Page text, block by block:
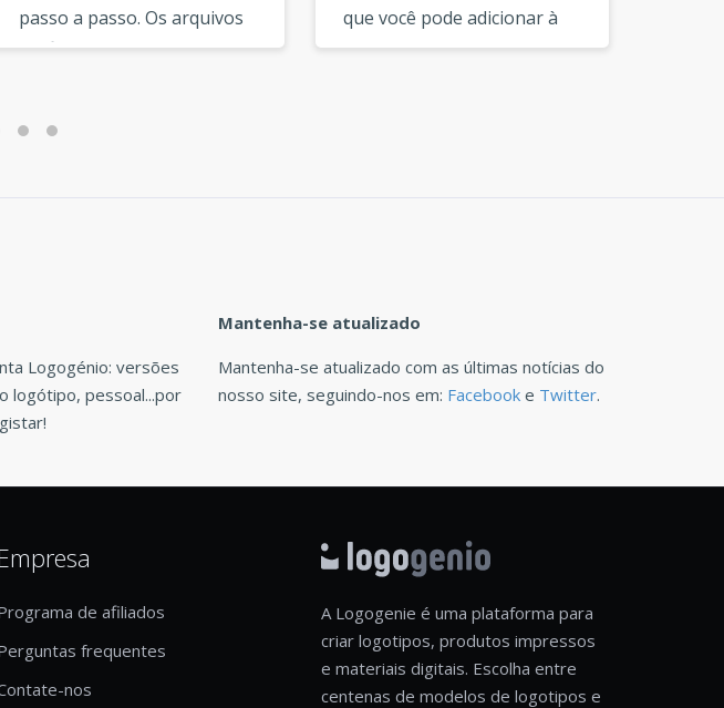
passo a passo. Os arquivos
gráficos podem ser baixados
adicionais interessantes,
que você pode adicionar à
sua composicao de logotipo.
Logogénio: versões
logótipo, pessoal...por
Mantenha-se atualizado
Mantenha-se atualizado com as últimas notícias do
nosso site, seguindo-nos em: Facebook e Twitter.
de afiliados
frequentes
nos
A Logogenie é uma plataforma para
criar logotipos, produtos impressos
e materiais digitais. Escolha entre
centenas de modelos de logotipos e